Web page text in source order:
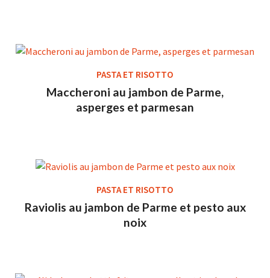
PASTA ET RISOTTO
Maccheroni au jambon de Parme,
asperges et parmesan
PASTA ET RISOTTO
Raviolis au jambon de Parme et pesto aux
noix